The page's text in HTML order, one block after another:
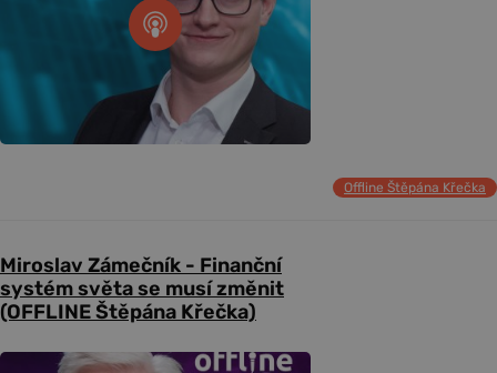
Offline Štěpána Křečka
Miroslav Zámečník - Finanční
systém světa se musí změnit
(OFFLINE Štěpána Křečka)